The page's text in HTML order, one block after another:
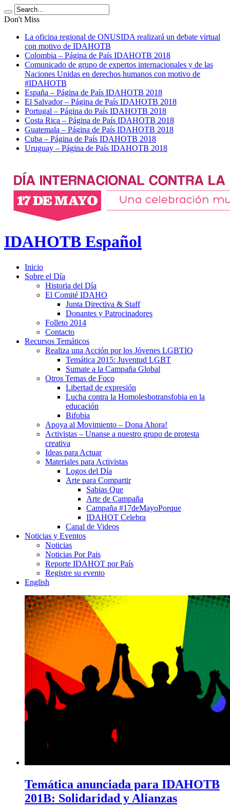
Don't Miss
La oficina regional de ONUSIDA realizará un debate virtual
con motivo de IDAHOTB
Colombia – Página de País IDAHOTB 2018
Comunicado de grupo de expertos internacionales y de las
Naciones Unidas en derechos humanos con motivo de
#IDAHOTB
España – Página de País IDAHOTB 2018
El Salvador – Página de País IDAHOTB 2018
Portugal – Página do País IDAHOTB 2018
Costa Rica – Página de País IDAHOTB 2018
Guatemala – Página de País IDAHOTB 2018
Cuba – Página de País IDAHOTB 2018
Uruguay – Página de País IDAHOTB 2018
IDAHOTB Español
Inicio
Sobre el Día
Historia del Día
El Comité IDAHO
Junta Directiva & Staff
Donantes y Patrocinadores
Folleto 2014
Contacto
Recursos Temáticos
Realiza una Acción por los Jóvenes LGBTIQ
Temática 2015: Juventud LGBT
Sumate a la Campaña Global
Otros Temas de Foco
Libertad de expresión
Lucha contra la Homolesbotransfobia en la
educación
Bifobia
Apoya al Movimiento – Dona Ahora!
Activistas – Unanse a nuestro grupo de protesta
creativa
Ideas para Actuar
Materiales para Activistas
Logos del Día
Arte para Compartir
Sabias Que
Arte de Campaña
Campaña #17deMayoPorque
IDAHOT Celebra
Canal de Videos
Noticias y Eventos
Noticias
Noticias Por Pais
Reporte IDAHOT por País
Registre su evento
English
Temática anunciada para IDAHOTB
201B: Solidaridad y Alianzas